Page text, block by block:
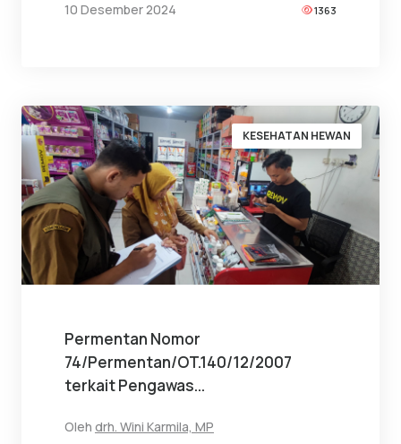
10 Desember 2024
1363
KESEHATAN HEWAN
Permentan Nomor
74/Permentan/OT.140/12/2007
terkait Pengawas...
Oleh drh. Wini Karmila, MP